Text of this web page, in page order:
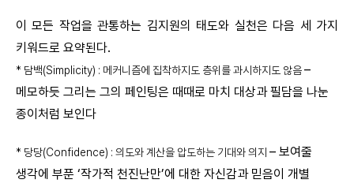
이 모든 작업을 관통하는 김지원의 태도와 실천은 다음 세 가지
키워드로 요약된다.
* 담백(Simplicity) : 메커니즘에 집착하지도 층위를 과시하지도 않음–
메모하듯 그리는 그의 페인팅은 때때로 마치 대상과 필담을 나눈
종이처럼 보인다
* 당당(Confidence) : 의도와 계산을 압도하는 기대와 의지 – 보여줄
생각에 부푼 ‘작가적 천진난만’에 대한 자신감과 믿음이 개별